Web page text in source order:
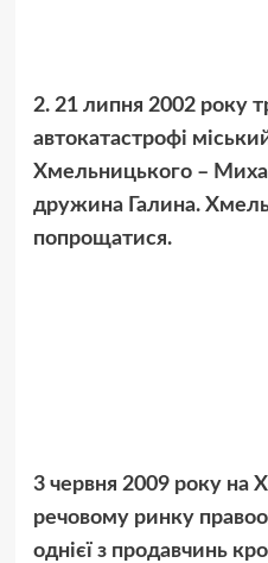
2. 21 липня 2002 року
автокатастрофі
Хмельницького –
дружина Галина.
попрощатися.
3 червня 2009 року на
речовому ринку
однієї з продавчинь